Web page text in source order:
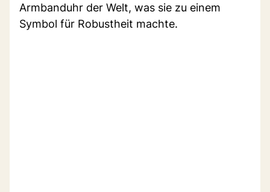
Armbanduhr der Welt, was sie zu einem
Symbol für Robustheit machte.